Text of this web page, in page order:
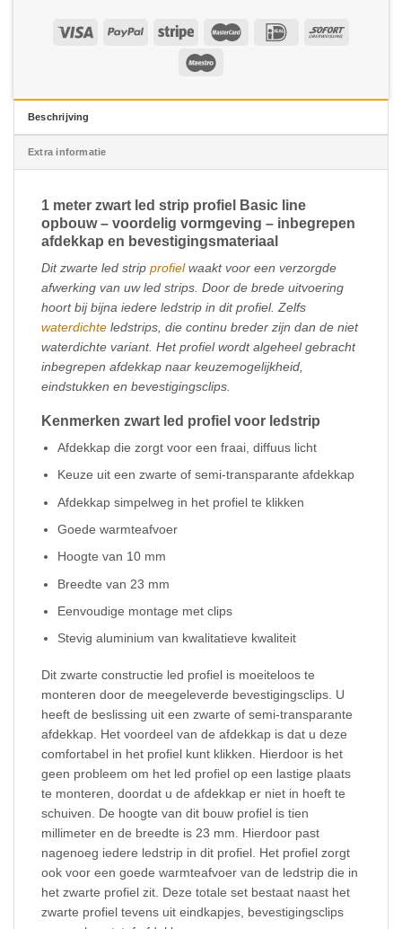
Beschrijving
Extra informatie
1 meter zwart led strip profiel Basic line
opbouw – voordelig vormgeving – inbegrepen
afdekkap en bevestigingsmateriaal
Dit zwarte led strip profielwaakt voor een verzorgde
afwerking van uw led strips. Door de brede uitvoering
hoort bij bijna iedere ledstrip in dit profiel. Zelfs
waterdichte ledstrips, die continu breder zijn dan de niet
waterdichte variant. Het profiel wordt algeheel gebracht
inbegrepen afdekkap naar keuzemogelijkheid,
eindstukken en bevestigingsclips.
Kenmerken zwart led profiel voor ledstrip
Afdekkap die zorgt voor een fraai, diffuus licht
Keuze uit een zwarte of semi-transparante afdekkap
Afdekkap simpelweg in het profiel te klikken
Goede warmteafvoer
Hoogte van 10 mm
Breedte van 23 mm
Eenvoudige montage met clips
Stevig aluminium van kwalitatieve kwaliteit
Dit zwarte constructie led profiel is moeiteloos te
monteren door de meegeleverde bevestigingsclips. U
heeft de beslissing uit een zwarte of semi-transparante
afdekkap. Het voordeel van de afdekkap is dat u deze
comfortabel in het profiel kunt klikken. Hierdoor is het
geen probleem om het led profiel op een lastige plaats
te monteren, doordat u de afdekkap er niet in hoeft te
schuiven. De hoogte van dit bouw profiel is tien
millimeter en de breedte is 23 mm. Hierdoor past
nagenoeg iedere ledstrip in dit profiel. Het profiel zorgt
ook voor een goede warmteafvoer van de ledstrip die in
het zwarte profiel zit. Deze totale set bestaat naast het
zwarte profiel tevens uit eindkapjes, bevestigingsclips